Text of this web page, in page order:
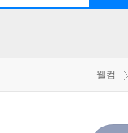
웰컴